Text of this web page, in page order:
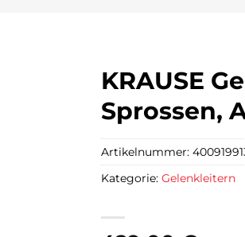
KRAUSE
Sprossen,
Artikelnummer:
Kategorie: Gelenkleitern